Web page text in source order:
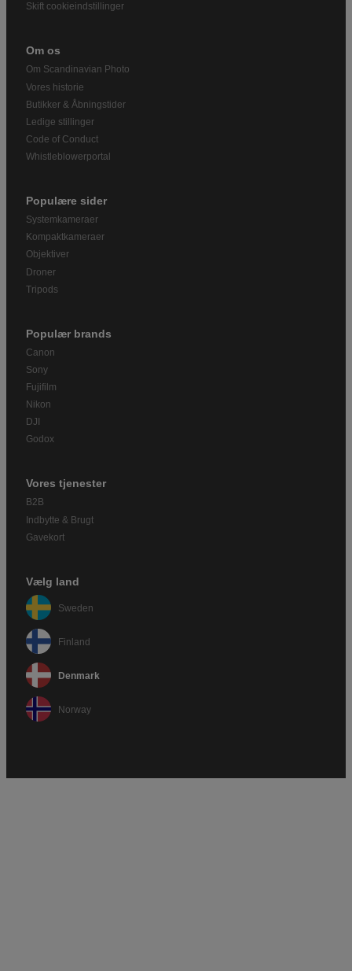
Skift cookieindstillinger
Om os
Om Scandinavian Photo
Vores historie
Butikker & Åbningstider
Ledige stillinger
Code of Conduct
Whistleblowerportal
Populære sider
Systemkameraer
Kompaktkameraer
Objektiver
Droner
Tripods
Populær brands
Canon
Sony
Fujifilm
Nikon
DJI
Godox
Vores tjenester
B2B
Indbytte & Brugt
Gavekort
Vælg land
Sweden
Finland
Denmark
Norway